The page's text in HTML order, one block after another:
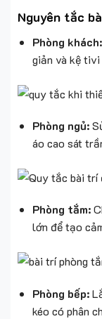
Nguyên tắc
Phòng khách:
giản và kệ
Phòng ngủ:
áo cao sát
Phòng tắm:
lớn để tạo
Phòng bếp:
kéo có phân